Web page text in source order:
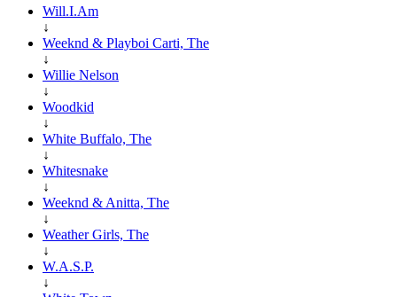
Will.I.Am
↓
Weeknd & Playboi Carti, The
↓
Willie Nelson
↓
Woodkid
↓
White Buffalo, The
↓
Whitesnake
↓
Weeknd & Anitta, The
↓
Weather Girls, The
↓
W.A.S.P.
↓